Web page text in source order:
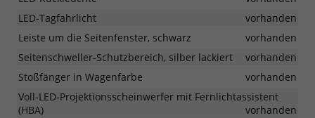
LED-Tagfahrlicht
vorhanden
Leiste um die Seitenfenster, schwarz
vorhanden
Seitenschweller-Schutzbereich, silber lackiert
vorhanden
Stoßfänger in Wagenfarbe
vorhanden
Voll-LED-Projektionsscheinwerfer mit Fernlichtassistent
(HBA)
vorhanden